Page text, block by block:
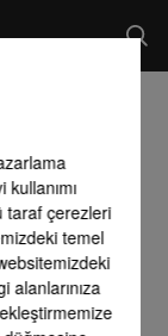
taraf çerezleri
temel
alanlarınıza